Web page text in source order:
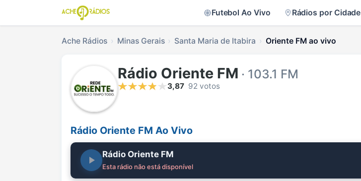
Futebol Ao Vivo Rádios por Cidade
Ache Rádios Minas Gerais Santa Maria de Itabira Oriente FM ao vivo
Rádio Oriente FM · 103.1 FM
3,87 92 votos
Rádio Oriente FM Ao Vivo
Rádio Oriente FM
Esta rádio não está disponível